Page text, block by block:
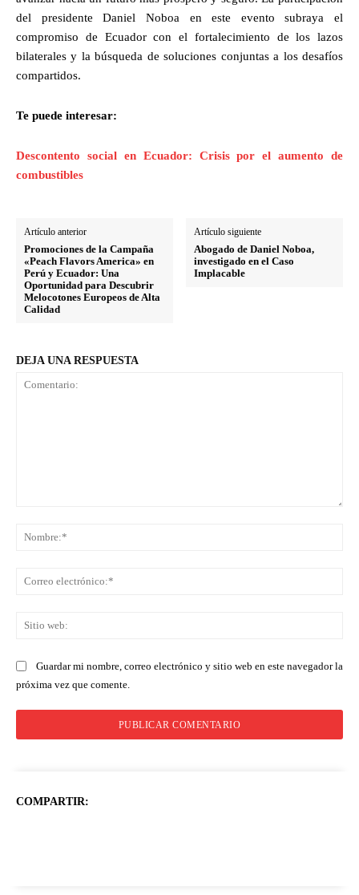
del presidente Daniel Noboa en este evento subraya el
compromiso de Ecuador con el fortalecimiento de los lazos
bilaterales y la búsqueda de soluciones conjuntas a los desafíos
compartidos.
Te puede interesar:
Descontento social en Ecuador: Crisis por el aumento de
combustibles
Artículo anterior
Promociones de la Campaña
«Peach Flavors America» en
Perú y Ecuador: Una
Oportunidad para Descubrir
Melocotones Europeos de Alta
Calidad
Artículo siguiente
Abogado de Daniel Noboa,
investigado en el Caso
Implacable
DEJA UNA RESPUESTA
Guardar mi nombre, correo electrónico y sitio web en este navegador la
próxima vez que comente.
COMPARTIR: